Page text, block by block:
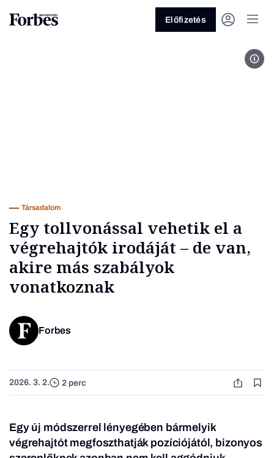
Üzlet
Előfizetés
Társadalom
Egy tollvonással vehetik el a
végrehajtók irodáját – de van,
akire más szabályok
vonatkoznak
Forbes
2026. 3. 2. 2 perc
Egy új módszerrel lényegében bármelyik
végrehajtót megfoszthatják pozíciójától, bizonyos